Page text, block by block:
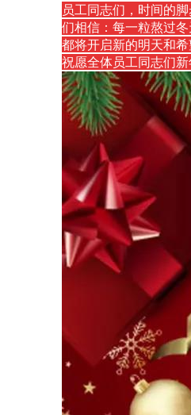
员工同志们，时间的
们相信：每一粒熬过
都将开启新的明天和
祝愿全体员工同志们